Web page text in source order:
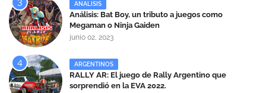
ANALISIS
Análisis: Bat Boy, un tributo a juegos como
Megaman o Ninja Gaiden
junio 02, 2023
ARGENTINOS
RALLY AR: El juego de Rally Argentino que
sorprendió en la EVA 2022.